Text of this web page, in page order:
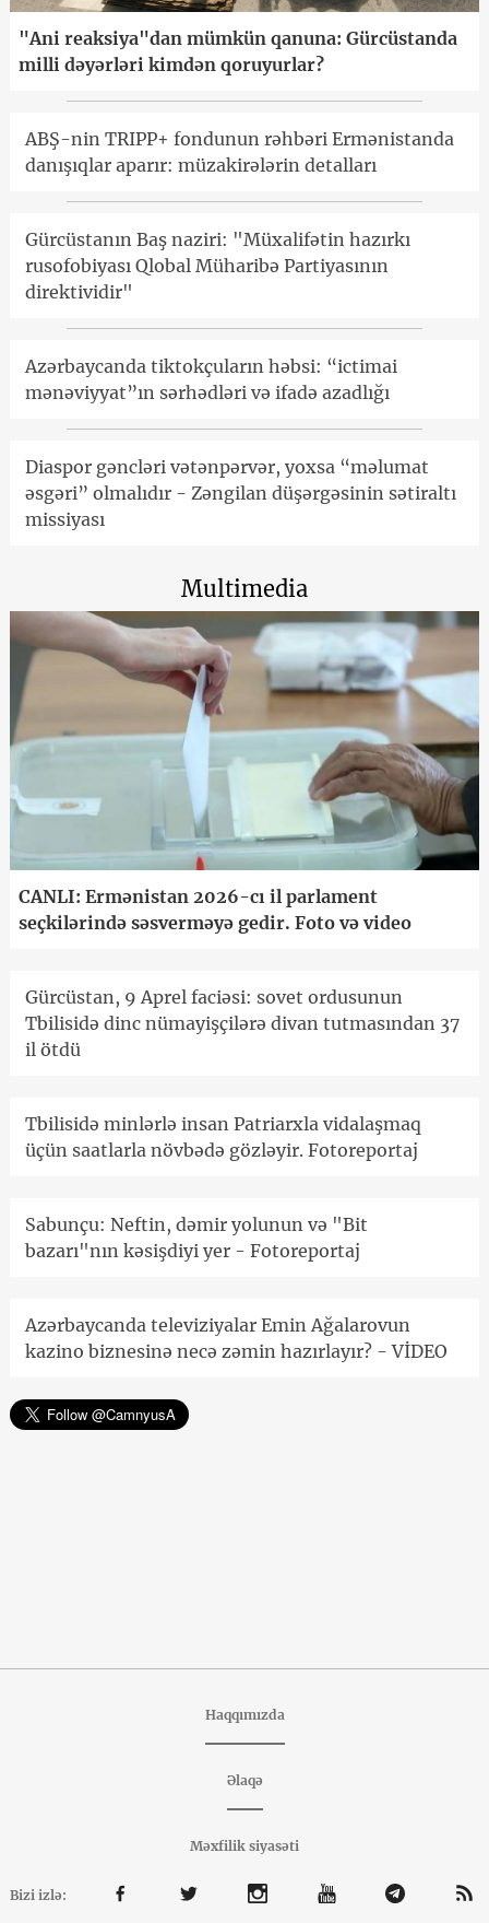
"Ani reaksiya"dan mümkün qanuna: Gürcüstanda
milli dəyərləri kimdən qoruyurlar?
ABŞ-nin TRIPP+ fondunun rəhbəri Ermənistanda
danışıqlar aparır: müzakirələrin detalları
Gürcüstanın Baş naziri: "Müxalifətin hazırkı
rusofobiyası Qlobal Müharibə Partiyasının
direktividir"
Azərbaycanda tiktokçuların həbsi: “ictimai
mənəviyyat”ın sərhədləri və ifadə azadlığı
Diaspor gəncləri vətənpərvər, yoxsa “məlumat
əsgəri” olmalıdır - Zəngilan düşərgəsinin sətiraltı
missiyası
Multimedia
CANLI: Ermənistan 2026-cı il parlament
seçkilərində səsverməyə gedir. Foto və video
Gürcüstan, 9 Aprel faciəsi: sovet ordusunun
Tbilisidə dinc nümayişçilərə divan tutmasından 37
il ötdü
Tbilisidə minlərlə insan Patriarxla vidalaşmaq
üçün saatlarla növbədə gözləyir. Fotoreportaj
Sabunçu: Neftin, dəmir yolunun və "Bit
bazarı"nın kəsişdiyi yer - Fotoreportaj
Azərbaycanda televiziyalar Emin Ağalarovun
kazino biznesinə necə zəmin hazırlayır? - VİDEO
Haqqımızda
Əlaqə
Məxfilik siyasəti
Bizi izlə: